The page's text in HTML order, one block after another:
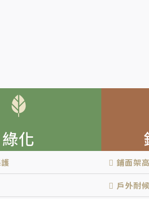
綠化
鋪面架高
戶外耐